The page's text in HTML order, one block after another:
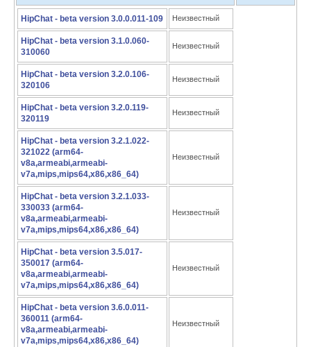
HipChat - beta version 3.0.0.011-109 Неизвестный
HipChat - beta version 3.1.0.060-
310060
Неизвестный
HipChat - beta version 3.2.0.106-
320106
Неизвестный
HipChat - beta version 3.2.0.119-
320119
Неизвестный
HipChat - beta version 3.2.1.022-
321022 (arm64-
v8a,armeabi,armeabi-
v7a,mips,mips64,x86,x86_64)
Неизвестный
HipChat - beta version 3.2.1.033-
330033 (arm64-
v8a,armeabi,armeabi-
v7a,mips,mips64,x86,x86_64)
Неизвестный
HipChat - beta version 3.5.017-
350017 (arm64-
v8a,armeabi,armeabi-
v7a,mips,mips64,x86,x86_64)
Неизвестный
HipChat - beta version 3.6.0.011-
360011 (arm64-
v8a,armeabi,armeabi-
v7a,mips,mips64,x86,x86_64)
Неизвестный